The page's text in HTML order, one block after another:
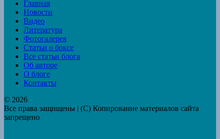
Главная
Новости
Видео
Литература
Фотогалерея
Статьи о боксе
Все статьи блога
Об авторе
О блоге
Контакты
© 2026
Все права защищены | (C) Копирование материалов сайта
запрещено